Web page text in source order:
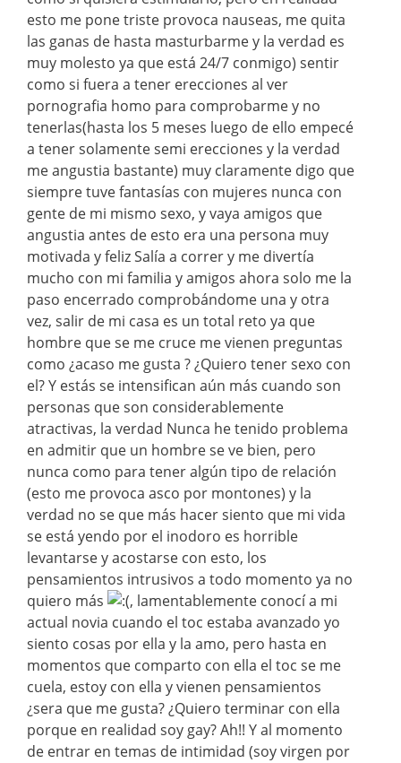
esto me pone triste provoca nauseas, me quita
las ganas de hasta masturbarme y la verdad es
muy molesto ya que está 24/7 conmigo) sentir
como si fuera a tener erecciones al ver
pornografia homo para comprobarme y no
tenerlas(hasta los 5 meses luego de ello empecé
a tener solamente semi erecciones y la verdad
me angustia bastante) muy claramente digo que
siempre tuve fantasías con mujeres nunca con
gente de mi mismo sexo, y vaya amigos que
angustia antes de esto era una persona muy
motivada y feliz Salía a correr y me divertía
mucho con mi familia y amigos ahora solo me la
paso encerrado comprobándome una y otra
vez, salir de mi casa es un total reto ya que
hombre que se me cruce me vienen preguntas
como ¿acaso me gusta ? ¿Quiero tener sexo con
el? Y estás se intensifican aún más cuando son
personas que son considerablemente
atractivas, la verdad Nunca he tenido problema
en admitir que un hombre se ve bien, pero
nunca como para tener algún tipo de relación
(esto me provoca asco por montones) y la
verdad no se que más hacer siento que mi vida
se está yendo por el inodoro es horrible
levantarse y acostarse con esto, los
pensamientos intrusivos a todo momento ya no
quiero más
, lamentablemente conocí a mi
actual novia cuando el toc estaba avanzado yo
siento cosas por ella y la amo, pero hasta en
momentos que comparto con ella el toc se me
cuela, estoy con ella y vienen pensamientos
¿sera que me gusta? ¿Quiero terminar con ella
porque en realidad soy gay? Ah!! Y al momento
de entrar en temas de intimidad (soy virgen por